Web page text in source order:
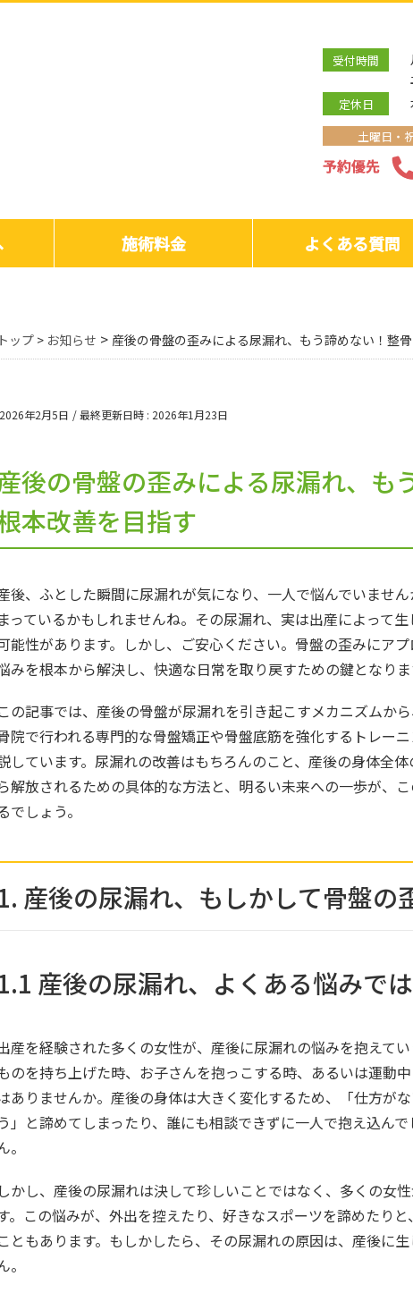
受付時間
定休日
土曜日・
施術料金 よくある質問
トップ > お知らせ > 産後の骨盤の歪みによる尿漏れ、もう諦めない！整
2026年2月5日 / 最終更新日時 : 2026年1月23日
後の骨盤の歪みによる尿漏れ、も
本改善を目指す
後、ふとした瞬間に尿漏れが気になり、一人で悩んでいませ
まっているかもしれませんね。その尿漏れ、実は出産によって
能性があります。しかし、ご安心ください。骨盤の歪みにア
みを根本から解決し、快適な日常を取り戻すための鍵となりま
この記事では、産後の骨盤が尿漏れを引き起こすメカニズムか
院で行われる専門的な骨盤矯正や骨盤底筋を強化するトレー
しています。尿漏れの改善はもちろんのこと、産後の身体全
解放されるための具体的な方法と、明るい未来への一歩が、
でしょう。
産後の尿漏れ、もしかして骨盤の
産後の尿漏れ、よくある悩みで
産を経験された多くの女性が、産後に尿漏れの悩みを抱えて
のを持ち上げた時、お子さんを抱っこする時、あるいは運動中
ありませんか。産後の身体は大きく変化するため、「仕方が
う」と諦めてしまったり、誰にも相談できずに一人で抱え込ん
。
しかし、産後の尿漏れは決して珍しいことではなく、多くの女
。この悩みが、外出を控えたり、好きなスポーツを諦めたりと、
こともあります。もしかしたら、その尿漏れの原因は、産後に
。